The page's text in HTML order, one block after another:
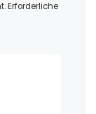
Erforderliche